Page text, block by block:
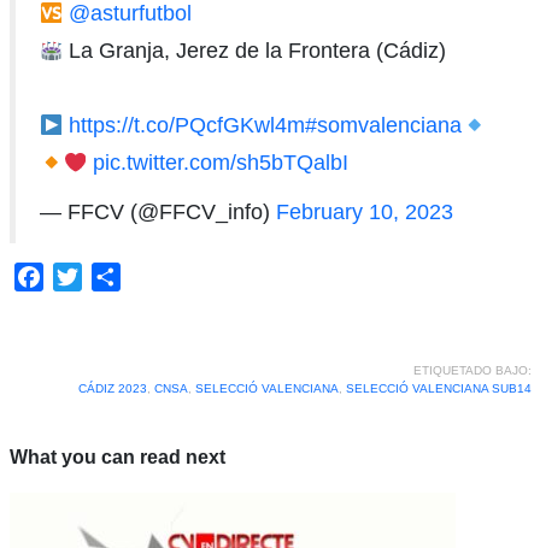
@asturfutbol
La Granja, Jerez de la Frontera (Cádiz)
https://t.co/PQcfGKwl4m#somvalenciana
pic.twitter.com/sh5bTQalbI
— FFCV (@FFCV_info) February 10, 2023
Facebook
Twitter
ETIQUETADO BAJO:
CÁDIZ 2023, CNSA, SELECCIÓ VALENCIANA, SELECCIÓ VALENCIANA SUB14
What you can read next